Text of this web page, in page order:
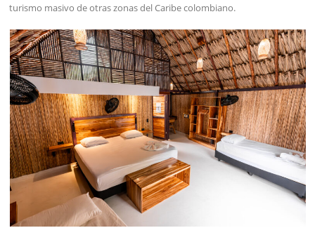
turismo masivo de otras zonas del Caribe colombiano.